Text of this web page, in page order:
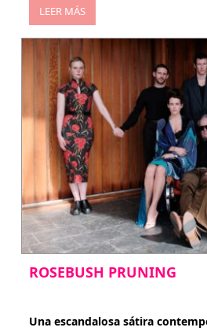
LEER MÁS
ROSEBUSH PRUNING
Una escandalosa sátira